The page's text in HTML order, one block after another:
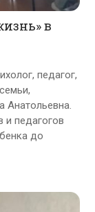
в
педагог,
Анатольевна.
и педагогов
до